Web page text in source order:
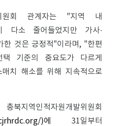
위원회 관계자는 "지역 내
다소 줄어들었지만 가사·
한 것은 긍정적"이라며, "한편
기준의 중요도가 다르게
치 해소를 위해 지속적으로
지역인적자원개발위원회
)에
31일부터